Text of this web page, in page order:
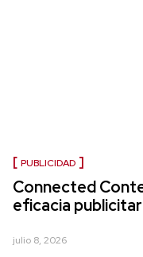
PUBLICIDAD
Connected
eficacia
julio 8, 2026